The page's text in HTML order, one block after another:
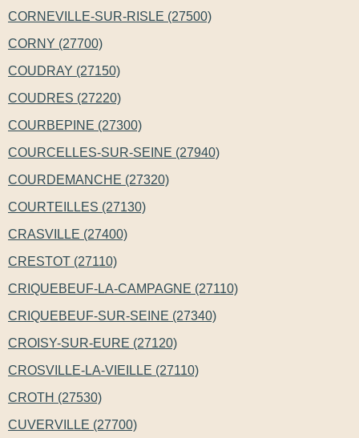
CORNEVILLE-SUR-RISLE (27500)
CORNY (27700)
COUDRAY (27150)
COUDRES (27220)
COURBEPINE (27300)
COURCELLES-SUR-SEINE (27940)
COURDEMANCHE (27320)
COURTEILLES (27130)
CRASVILLE (27400)
CRESTOT (27110)
CRIQUEBEUF-LA-CAMPAGNE (27110)
CRIQUEBEUF-SUR-SEINE (27340)
CROISY-SUR-EURE (27120)
CROSVILLE-LA-VIEILLE (27110)
CROTH (27530)
CUVERVILLE (27700)